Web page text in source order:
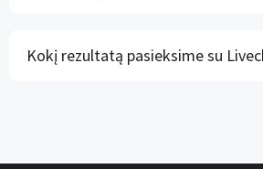
Kokį rezultatą pasieksime su